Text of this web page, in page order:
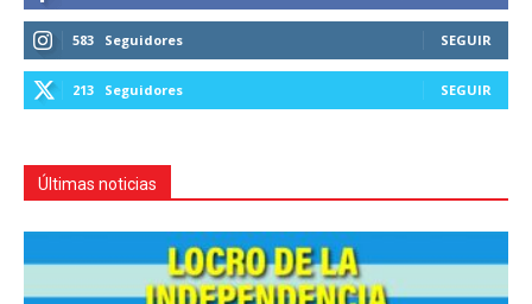
583 Seguidores SEGUIR
213 Seguidores SEGUIR
Últimas noticias